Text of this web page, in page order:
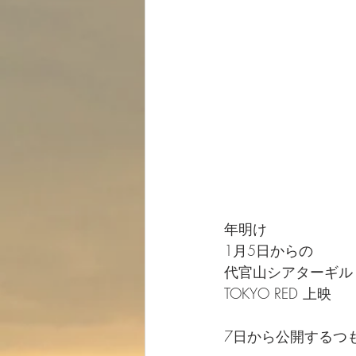
年明け
1月5日からの
代官山シアターギル
TOKYO RED 上映
7日から公開するつ